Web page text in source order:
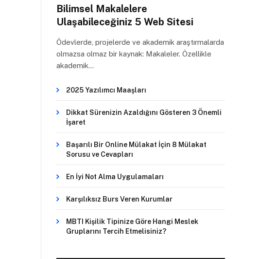
Bilimsel Makalelere
Ulaşabileceğiniz 5 Web Sitesi
Ödevlerde, projelerde ve akademik araştırmalarda
olmazsa olmaz bir kaynak: Makaleler. Özellikle
akademik…
2025 Yazılımcı Maaşları
Dikkat Sürenizin Azaldığını Gösteren 3 Önemli
İşaret
Başarılı Bir Online Mülakat İçin 8 Mülakat
Sorusu ve Cevapları
En İyi Not Alma Uygulamaları
Karşılıksız Burs Veren Kurumlar
MBTI Kişilik Tipinize Göre Hangi Meslek
Gruplarını Tercih Etmelisiniz?